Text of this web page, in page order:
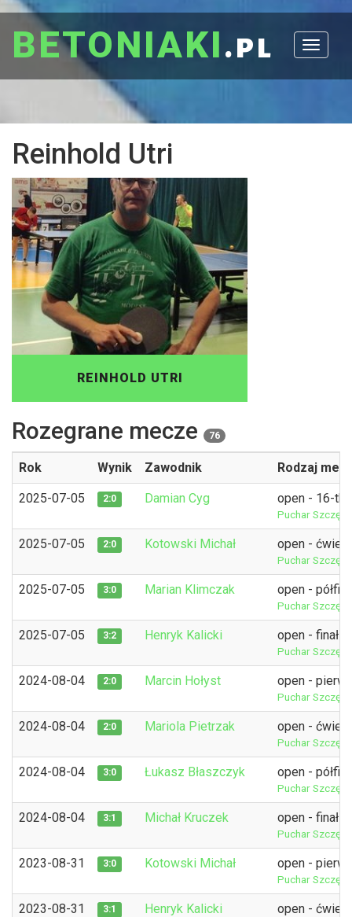
Toggle
BETONIAKI.pl
Reinhold Utri
REINHOLD UTRI
Rozegrane mecze 76
Rok Wynik Zawodnik Rodzaj
2025-07-05 2:0 Damian Cyg open - 16-tka
Puchar
2025-07-05 2:0 Kotowski Michał open -
Puchar
2025-07-05 3:0 Marian Klimczak open -
Puchar
2025-07-05 3:2 Henryk Kalicki open - finał
Puchar
2024-08-04 2:0 Marcin Hołyst open -
Puchar
2024-08-04 2:0 Mariola Pietrzak open -
Puchar
2024-08-04 3:0 Łukasz Błaszczyk open -
Puchar
2024-08-04 3:1 Michał Kruczek open - finał
Puchar
2023-08-31 3:0 Kotowski Michał open -
Puchar
2023-08-31 3:1 Henryk Kalicki open -